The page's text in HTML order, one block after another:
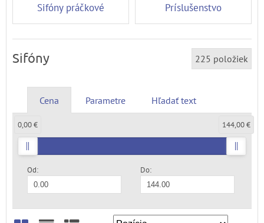
Sifóny práčkové Príslušenstvo
Sifóny 225 položiek
Cena Parametre Hľadať text
Od: Do:
0,00 € 144,00 €